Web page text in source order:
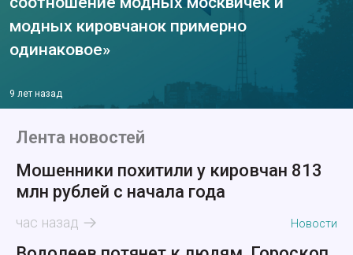
модных кировчанок примерно
одинаковое»
9 лет назад
Лента новостей
Мошенники похитили у кировчан 813
млн рублей с начала года
час назад Новости